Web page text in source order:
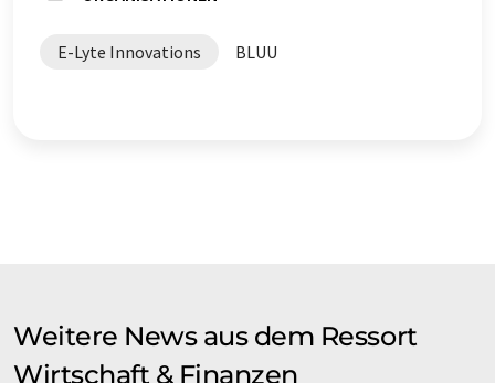
E-Lyte Innovations BLUU
Weitere News aus dem Ressort
Wirtschaft & Finanzen